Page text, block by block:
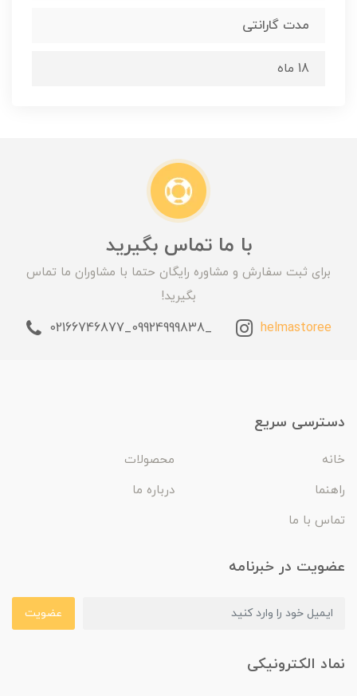
مدت گارانتی
18 ماه
با ما تماس بگیرید
برای ثبت سفارش و مشاوره رایگان حتما با مشاوران ما تماس
بگیرید!
helmastoree
_09924999838_02166746877
دسترسی سریع
خانه
محصولات
راهنما
درباره ما
تماس با ما
عضویت در خبرنامه
عضویت
نماد الکترونیکی